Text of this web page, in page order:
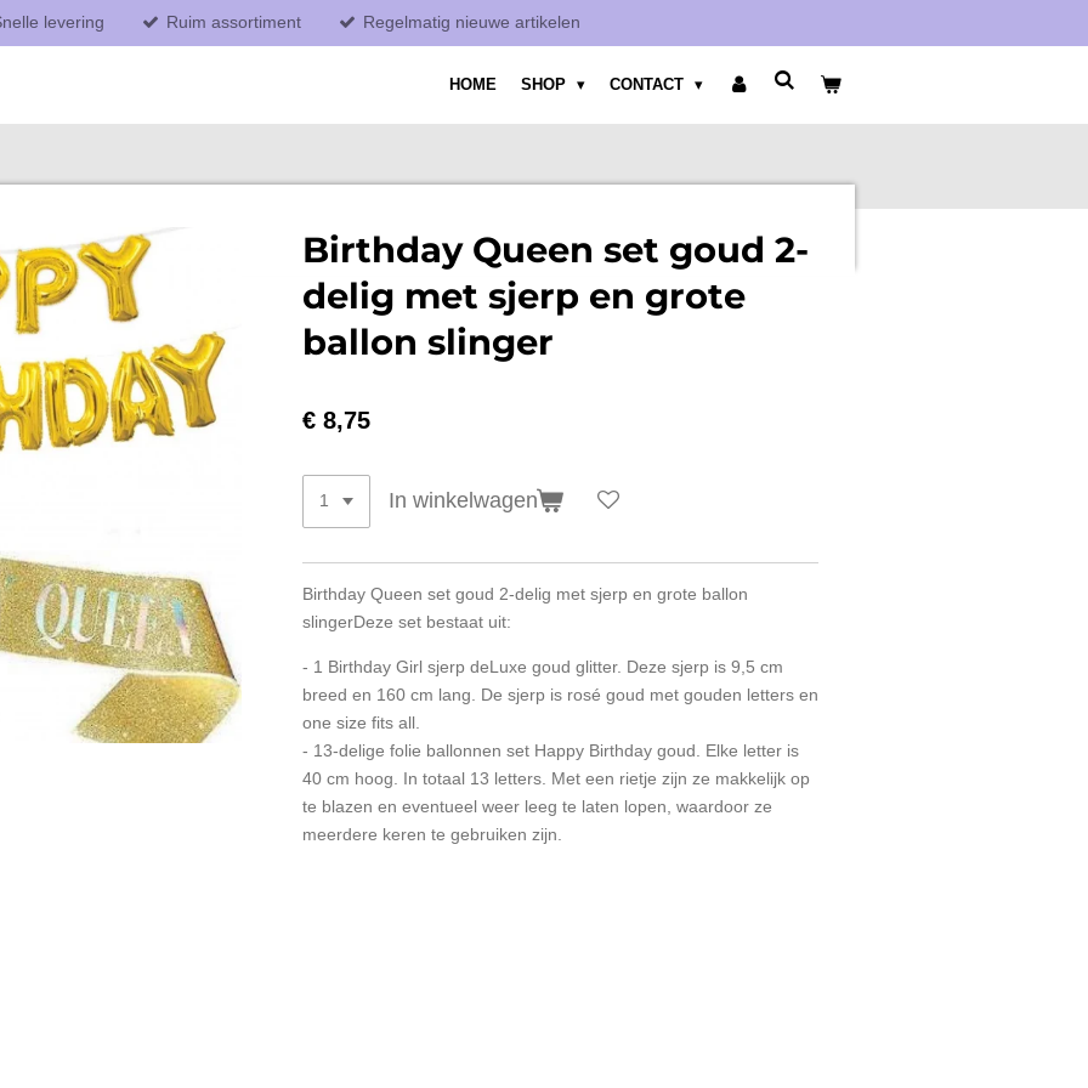
levering Ruim assortiment Regelmatig nieuwe artikelen
HOME SHOP CONTACT
Birthday Queen set goud 2-
delig met sjerp en grote
ballon slinger
€ 8,75
In winkelwagen
Birthday Queen set goud 2-delig met sjerp en grote ballon
slingerDeze set bestaat uit:
- 1 Birthday Girl sjerp deLuxe goud glitter. Deze sjerp is 9,5 cm
breed en 160 cm lang. De sjerp is rosé goud met gouden letters en
one size fits all.
- 13-delige folie ballonnen set Happy Birthday goud. Elke letter is
40 cm hoog. In totaal 13 letters. Met een rietje zijn ze makkelijk op
te blazen en eventueel weer leeg te laten lopen, waardoor ze
meerdere keren te gebruiken zijn.